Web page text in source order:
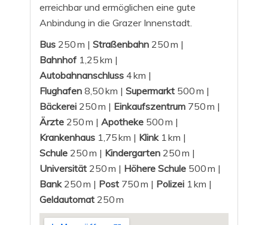
erreichbar und ermöglichen eine gute
Anbindung in die Grazer Innenstadt.
Bus 250 m | Straßenbahn 250 m |
Bahnhof 1,25 km |
Autobahnanschluss 4 km |
Flughafen 8,50 km | Supermarkt 500 m |
Bäckerei 250 m | Einkaufszentrum 750 m |
Ärzte 250 m | Apotheke 500 m |
Krankenhaus 1,75 km | Klink1 km |
Schule 250 m | Kindergarten 250 m |
Universität 250 m | Höhere Schule 500 m |
Bank250 m | Post 750 m | Polizei 1 km |
Geldautomat 250 m